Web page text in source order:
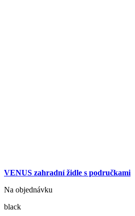
VENUS zahradní židle s područkami
Na objednávku
black